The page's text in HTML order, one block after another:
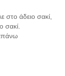
στο άδειο σακί,
σακί.